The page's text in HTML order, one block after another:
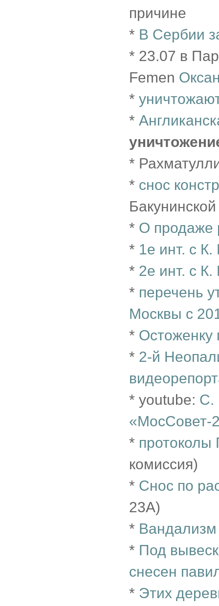
причине
* В Сербии
* 23.07 в
Femen
*
*
*
* снос
* О продаже
* 1е инт. с
* 2е инт. с
* перечень
Москвы с
* Остоженку
* 2-й
* youtube: С.
«МосСовет-
* протоколы
комиссия)
* Cнос по
23А)
*
* Под
снесен
* Этих